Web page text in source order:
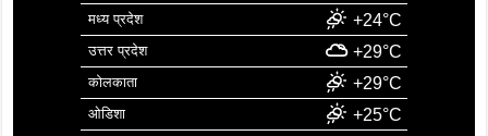
मध्य प्रदेश +24°C
उत्तर प्रदेश +29°C
कोलकाता +29°C
ओडिशा +25°C